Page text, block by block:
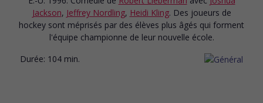
Jackson, Jeffrey Nordling, Heidi Kling. Des joueurs de
hockey sont méprisés par des élèves plus âgés qui forment
l'équipe championne de leur nouvelle école.
Durée: 104 min.